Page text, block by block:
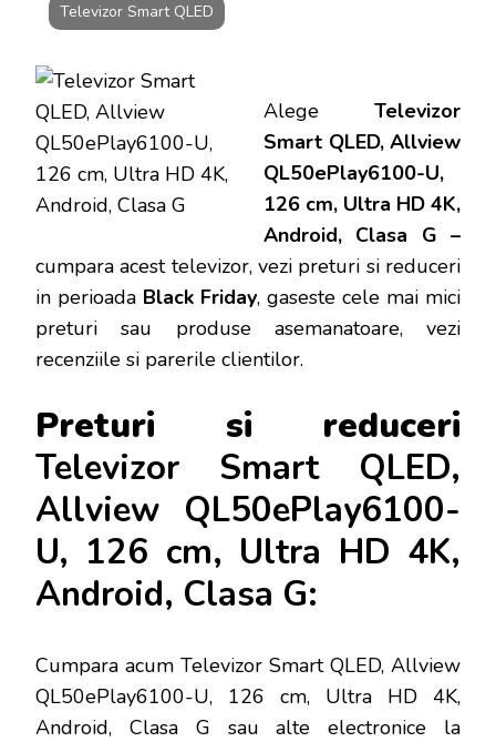
Televizor Smart QLED
Alege Televizor
Smart QLED, Allview
QL50ePlay6100-U,
126 cm, Ultra HD 4K,
Android, Clasa G –
cumpara acest televizor, vezi preturi si reduceri
in perioada Black Friday, gaseste cele mai mici
preturi sau produse asemanatoare, vezi
recenziile si parerile clientilor.
Preturi si reduceri
Televizor Smart QLED,
Allview QL50ePlay6100-
U, 126 cm, Ultra HD 4K,
Android, Clasa G:
Cumpara acum Televizor Smart QLED, Allview
QL50ePlay6100-U, 126 cm, Ultra HD 4K,
Android, Clasa G sau alte electronice la